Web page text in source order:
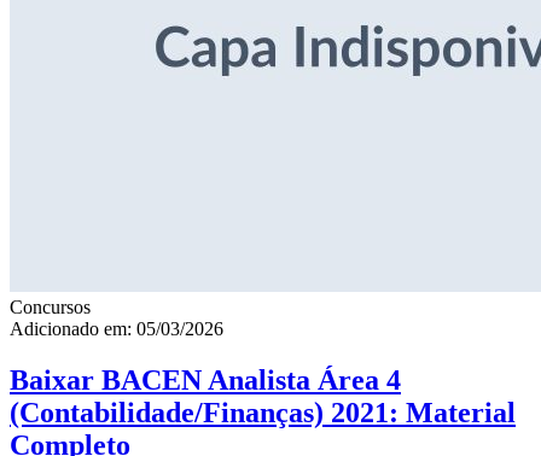
Concursos
Adicionado em: 05/03/2026
Baixar BACEN Analista Área 4
(Contabilidade/Finanças) 2021: Material
Completo